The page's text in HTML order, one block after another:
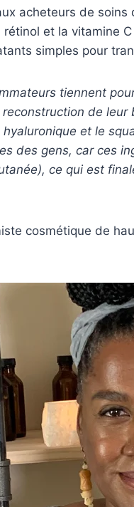
acheteurs de
rétinol et la vitamine
simples pour
tiennent
de
hyaluronique et le
des gens, car ces
ce qui est
cosmétique de